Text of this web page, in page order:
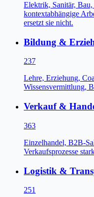
Elektrik, Sanitär,
kontextabhängige
ersetzt sie nicht.
Bildung &
237
Lehre, Erziehung,
Wissensvermittlung,
Verkauf &
363
Einzelhandel, B2B-
Verkaufsprozesse
Logistik &
251